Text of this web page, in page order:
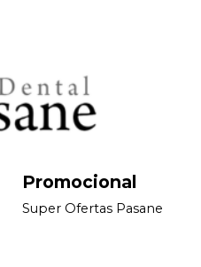
Promocional
Super Ofertas Pasane